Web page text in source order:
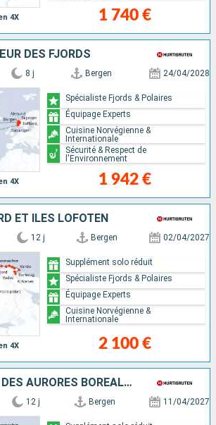
4X 1 740 €
DES FJORDS
4X
8 j Bergen 24/04/2028
1 942 €
Spécialiste Fjords & Polaires
Équipage Experts
Cuisine Norvégienne &
Internationale
Sécurité & Respect de
l'Environnement
ET ÎLES LOFOTEN
4X
12 j Bergen 02/04/2027
2 100 €
Supplément solo réduit
Spécialiste Fjords & Polaires
Équipage Experts
Cuisine Norvégienne &
Internationale
À LA RECHERCHE DES AURORES BORÉALES
12 j Bergen 11/04/2027